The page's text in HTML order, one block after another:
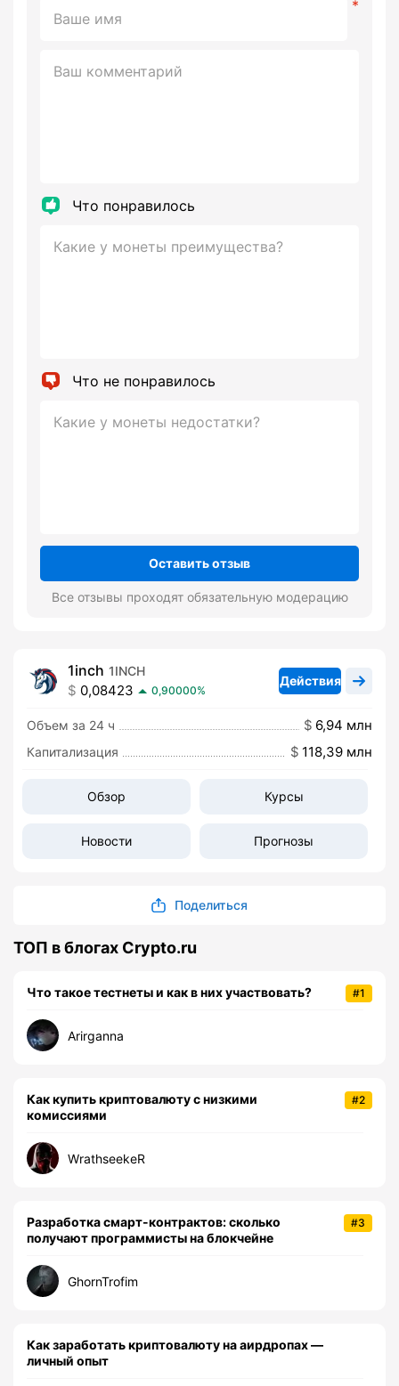
Что понравилось
Что не понравилось
Оставить отзыв
Все отзывы проходят обязательную модерацию
1inch 1INCH
0,08423 0,90000%
Объем за 24 ч 6,94 млн
Капитализация 118,39 млн
Действия
Обзор Курсы
Новости Прогнозы
Поделиться
ТОП в блогах Crypto.ru
#1
Что такое тестнеты и как в них участвовать?
Arirganna
#2
Как купить криптовалюту с низкими
комиссиями
WrathseekeR
#3
Разработка смарт-контрактов: сколько
получают программисты на блокчейне
GhornTrofim
Как заработать криптовалюту на аирдропах —
личный опыт